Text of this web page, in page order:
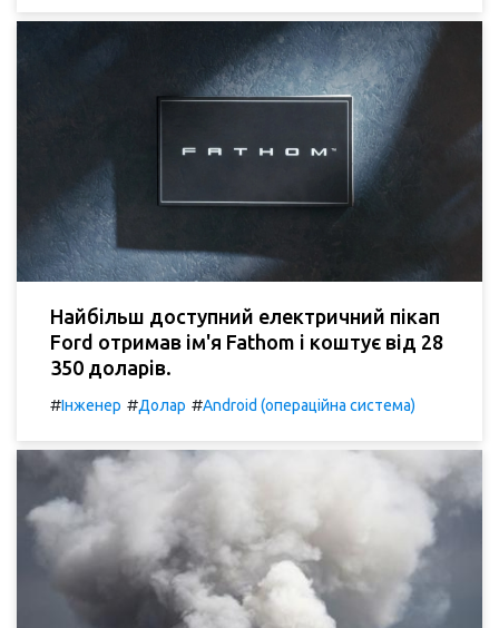
Найбільш доступний електричний пікап
Ford отримав ім'я Fathom і коштує від 28
350 доларів.
#Інженер #Долар #Android (операційна система)